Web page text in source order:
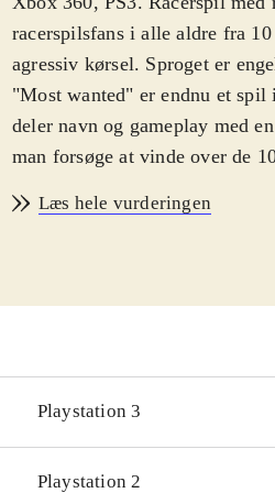
racerspilsfans i alle aldre fra
agressiv kørsel. Sproget er
"Most wanted" er endnu et
deler navn og gameplay med
man forsøge at vinde over de
også mange steder hvor der
fartkameraerne. 49 forskellige
med online-venner, som så
multiplayerdel, kan man
Læs hele vurderingen
Playstation 3
Playstation 2